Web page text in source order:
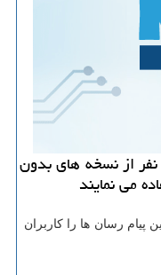
نفر از نسخه های بدون
می نمایند
پیام رسان ها را كاربران